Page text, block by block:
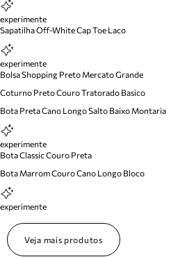
experimente
Sapatilha Off-White Cap Toe Laco
experimente
Bolsa Shopping Preto Mercato Grande
Coturno Preto Couro Tratorado Basico
Bota Preta Cano Longo Salto Baixo Montaria
experimente
Bota Classic Couro Preta
Bota Marrom Couro Cano Longo Bloco
experimente
Veja mais produtos